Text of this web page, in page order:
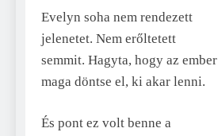
Evelyn soha nem rendezett
jelenetet. Nem erőltetett
semmit. Hagyta, hogy az ember
maga döntse el, ki akar lenni.
És pont ez volt benne a